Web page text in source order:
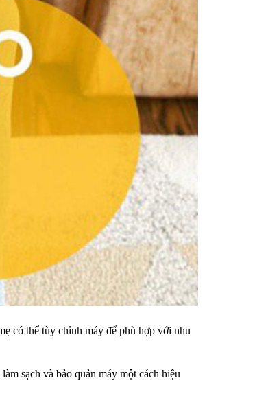
có thể tùy chỉnh máy để phù hợp với nhu
sạch và bảo quản máy một cách hiệu